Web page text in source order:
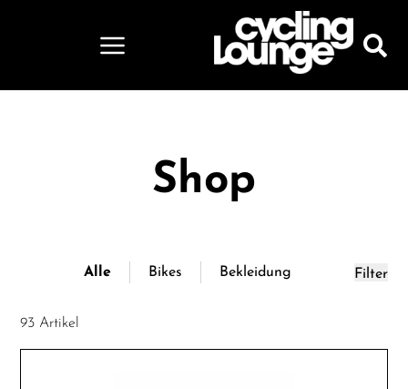
Shop
Alle Bikes Bekleidung Filter
93 Artikel